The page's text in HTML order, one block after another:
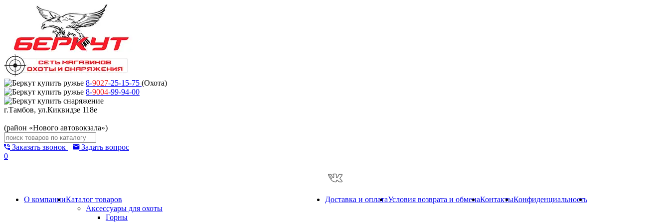
8-9027-25-15-75 (Охота)
8-9004-99-94-00
г.Тамбов, ул.Киквидзе 118е
(район «Нового автовокзала»)
Заказать звонок
Задать вопрос
0
О компанииКаталог товаров
Аксессуары для охоты
Горны
Доставка и оплатаУсловия возврата и обменаКонтактыКонфиденциальность